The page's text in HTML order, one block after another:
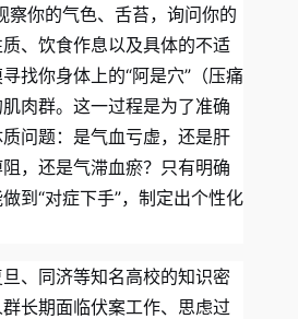
察你的气色、舌苔，询问你的
、饮食作息以及具体的不适
找你身体上的“阿是穴”（压痛
肉群。这一过程是为了准确
问题：是气血亏虚，还是肝
，还是气滞血瘀？只有明确
到“对症下手”，制定出个性化
、同济等知名高校的知识密
长期面临伏案工作、思虑过